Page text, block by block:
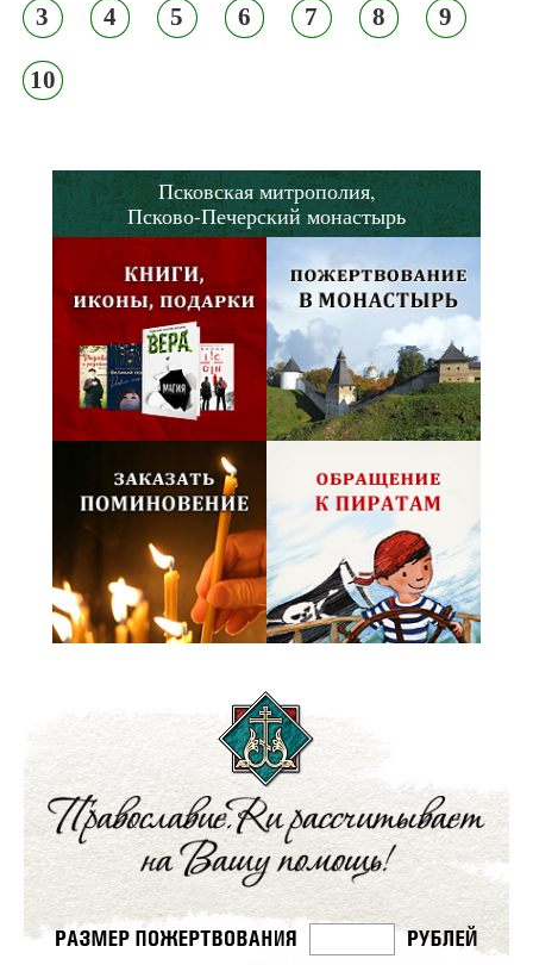
3 4 5 6 7 8 9
10
Псковская митрополия,
Псково-Печерский монастырь